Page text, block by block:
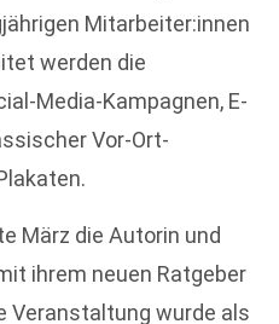
Mitarbeiter:innen
werden die
Media-Kampagnen, E-
Vor-Ort-
März die Autorin und
ihrem neuen Ratgeber
Veranstaltung wurde als